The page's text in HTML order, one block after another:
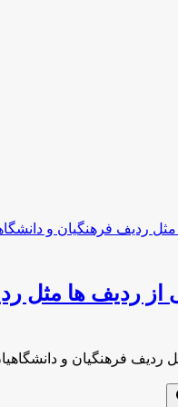
از ردیف ها مثل
ردیف فرهنگیان و